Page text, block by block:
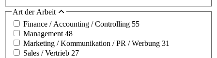
Art der Arbeit
Finance / Accounting / Controlling 55
Management48
Marketing / Kommunikation / PR / Werbung 31
Sales / Vertrieb 27